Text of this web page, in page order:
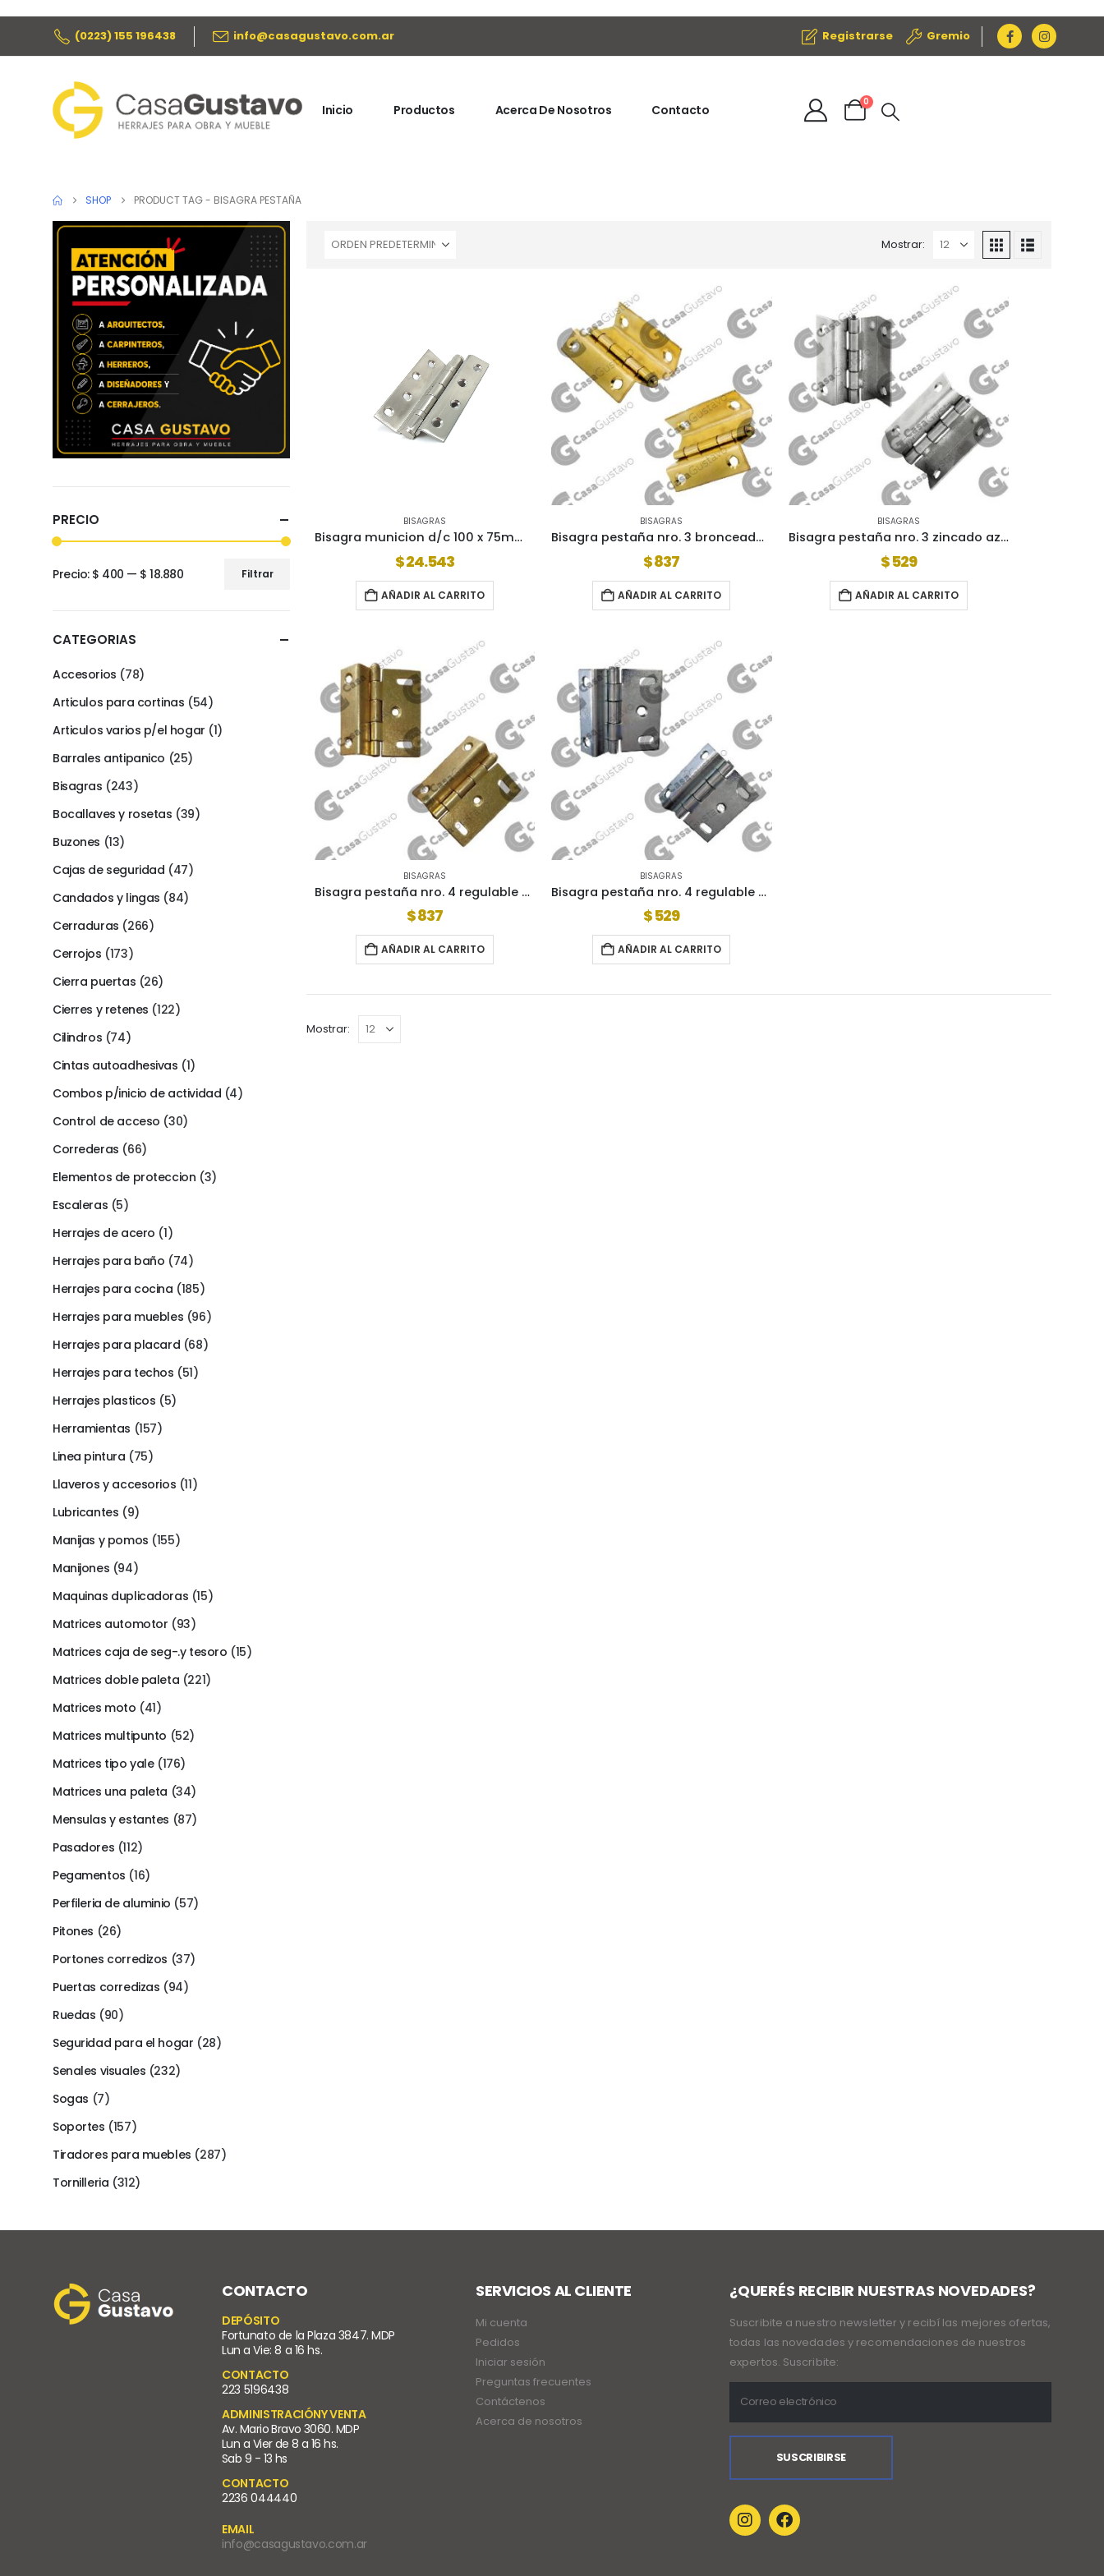
(0223) 155 196438 info@casagustavo.com.ar Registrarse Gremio
Inicio Productos Acerca De Nosotros Contacto
0
SHOP PRODUCT TAG - BISAGRA PESTAÑA
Mostrar:
BISAGRAS
Bisagra municion d/c 100 x 75mm (par) ac.inox 9043038
$24.543
AÑADIR AL CARRITO
BISAGRAS
Bisagra pestaña nro. 3 bronceado oro
$837
AÑADIR AL CARRITO
BISAGRAS
Bisagra pestaña nro. 3 zincado azul
$529
AÑADIR AL CARRITO
BISAGRAS
Bisagra pestaña nro. 4 regulable bronceado oro
$837
AÑADIR AL CARRITO
BISAGRAS
Bisagra pestaña nro. 4 regulable zinc azul
$529
AÑADIR AL CARRITO
Mostrar:
PRECIO
mínimo
máximo
Filtrar
Precio: $ 400 — $ 18.880
CATEGORIAS
Accesorios (78)
Articulos para cortinas (54)
Articulos varios p/el hogar (1)
Barrales antipanico (25)
Bisagras (243)
Bocallaves y rosetas (39)
Buzones (13)
Cajas de seguridad (47)
Candados y lingas (84)
Cerraduras (266)
Cerrojos (173)
Cierra puertas (26)
Cierres y retenes (122)
Cilindros (74)
Cintas autoadhesivas (1)
Combos p/inicio de actividad (4)
Control de acceso (30)
Correderas (66)
Elementos de proteccion (3)
Escaleras (5)
Herrajes de acero (1)
Herrajes para baño (74)
Herrajes para cocina (185)
Herrajes para muebles (96)
Herrajes para placard (68)
Herrajes para techos (51)
Herrajes plasticos (5)
Herramientas (157)
Linea pintura (75)
Llaveros y accesorios (11)
Lubricantes (9)
Manijas y pomos (155)
Manijones (94)
Maquinas duplicadoras (15)
Matrices automotor (93)
Matrices caja de seg-.y tesoro (15)
Matrices doble paleta (221)
Matrices moto (41)
Matrices multipunto (52)
Matrices tipo yale (176)
Matrices una paleta (34)
Mensulas y estantes (87)
Pasadores (112)
Pegamentos (16)
Perfileria de aluminio (57)
Pitones (26)
Portones corredizos (37)
Puertas corredizas (94)
Ruedas (90)
Seguridad para el hogar (28)
Senales visuales (232)
Sogas (7)
Soportes (157)
Tiradores para muebles (287)
Tornilleria (312)
CONTACTO
DEPÓSITO
Fortunato de la Plaza 3847. MDP
Lun a Vie: 8 a 16 hs.
CONTACTO
223 5196438
ADMINISTRACIÓNY VENTA
Av. Mario Bravo 3060. MDP
Lun a Vier de 8 a 16 hs.
Sab 9 - 13 hs
CONTACTO
2236 044440
EMAIL
info@casagustavo.com.ar
SERVICIOS AL CLIENTE
Mi cuenta
Pedidos
Iniciar sesión
Preguntas frecuentes
Contáctenos
Acerca de nosotros
¿QUERÉS RECIBIR NUESTRAS NOVEDADES?
Suscribite a nuestro newsletter y recibí las mejores ofertas,
todas las novedades y recomendaciones de nuestros
expertos. Suscribite: